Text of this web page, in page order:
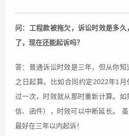
问：工程款被拖欠，诉讼时效是多
了，现在还能起诉吗？
答：普通诉讼时效是三年，但从你
之日起算。比如合同约定2022年1
过一次，时效就从那时重新计算。
信、函件），时效可以中断延长。
最好在三年以内起诉！